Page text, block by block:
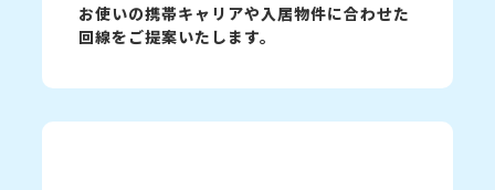
お使いの携帯キャリアや入居物件に合わせた
回線をご提案いたします。